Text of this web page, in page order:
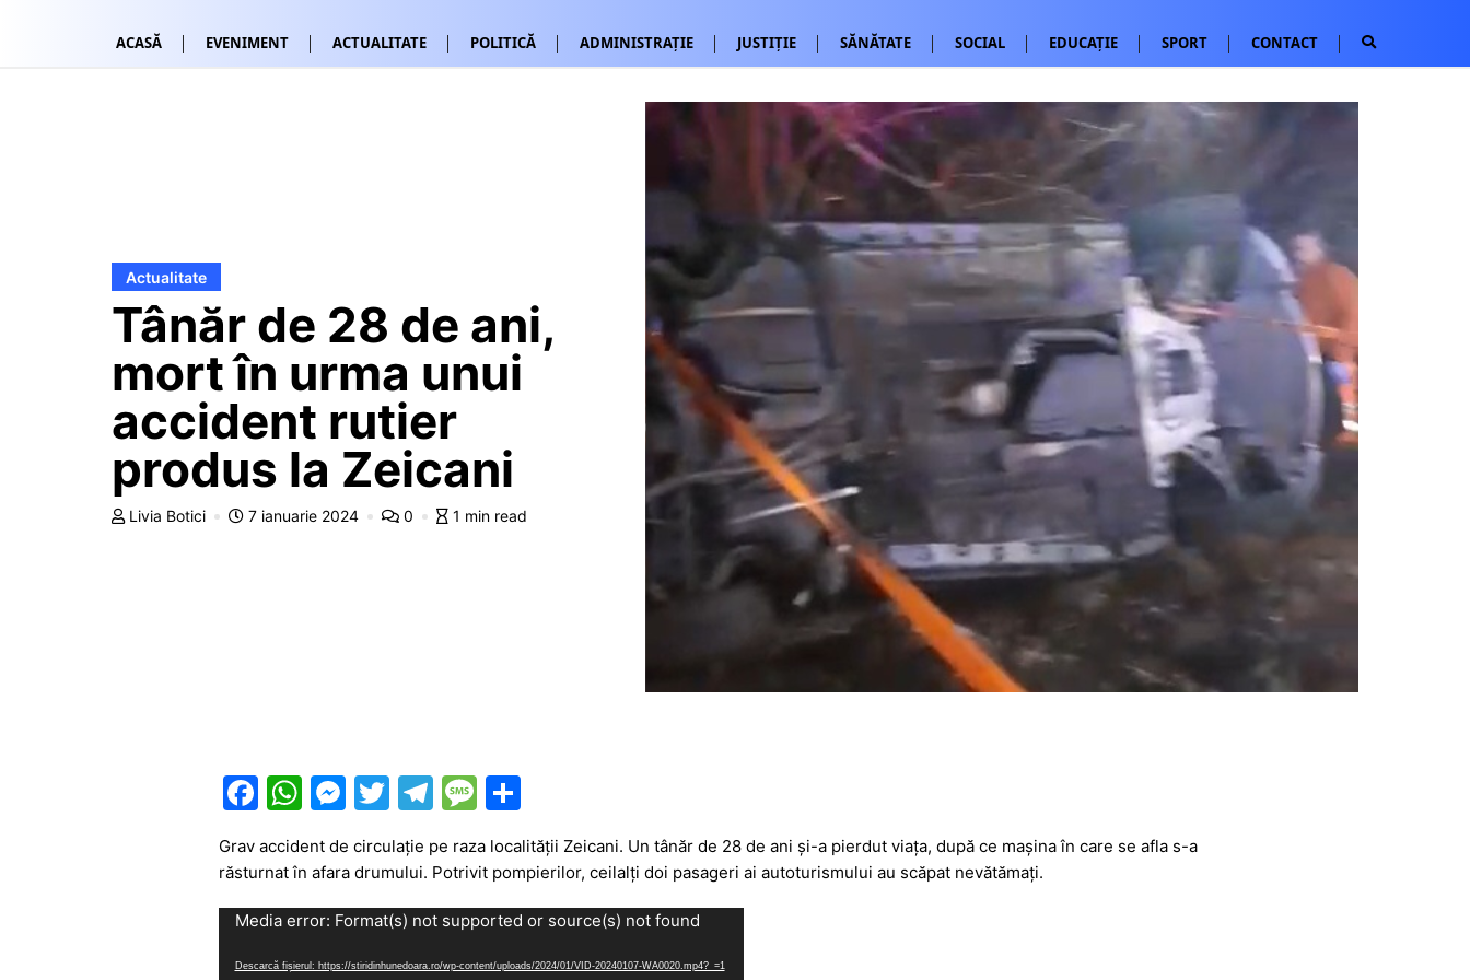
ACASĂ EVENIMENT ACTUALITATE POLITICĂ ADMINISTRAȚIE JUSTIȚIE SĂNĂTATE SOCIAL EDUCAȚIE SPORT CONTACT
Actualitate
Tânăr de 28 de ani,
mort în urma unui
accident rutier
produs la Zeicani
Livia Botici 7 ianuarie 2024 0 1 min read
F
c
e
b
o
W
at
s
A
p
M
e
s
s
e
n
T
w
itt
er
T
e
gr
a
m
M
s
s
a
g
P
ar
ta
je
a
z
Grav accident de circulație pe raza localității Zeicani. Un tânăr de 28 de ani și-a pierdut viața, după ce mașina în care se afla s-a
răsturnat în afara drumului. Potrivit pompierilor, ceilalți doi pasageri ai autoturismului au scăpat nevătămați.
Player
Media error: Format(s) not supported or source(s) not found
Descarcă fișierul: https://stiridinhunedoara.ro/wp-content/uploads/2024/01/VID-20240107-WA0020.mp4?_=1